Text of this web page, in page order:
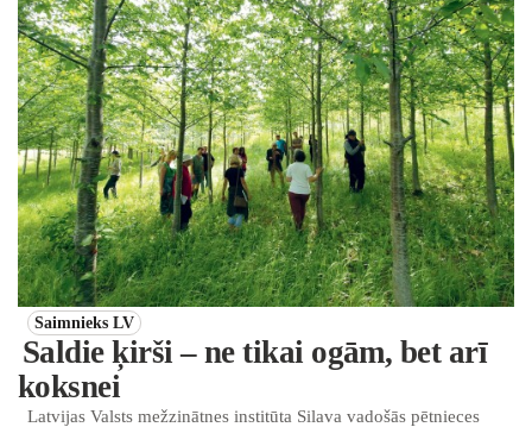
Saimnieks LV
Saldie ķirši – ne tikai ogām, bet arī
koksnei
Latvijas Valsts mežzinātnes institūta Silava vadošās pētnieces